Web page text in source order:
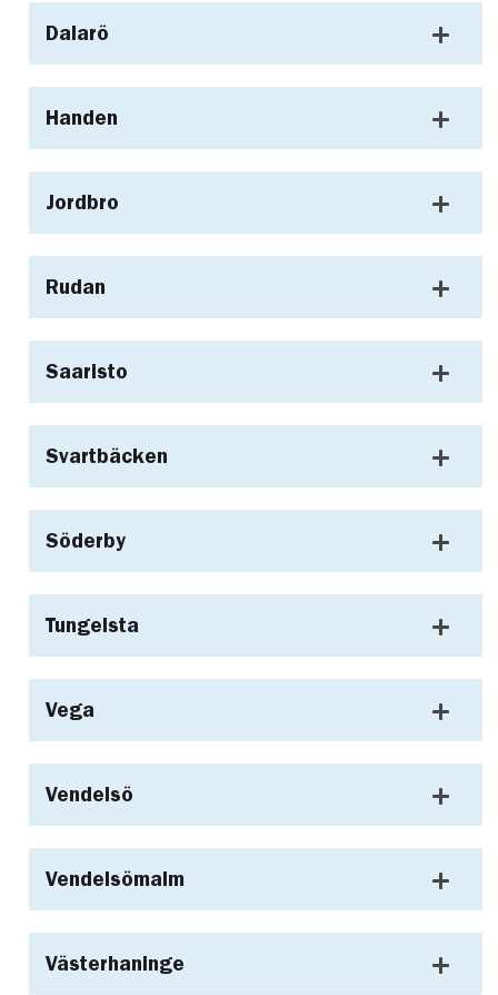
Dalarö
Handen
Jordbro
Rudan
Saaristo
Svartbäcken
Söderby
Tungelsta
Vega
Vendelsö
Vendelsömalm
Västerhaninge